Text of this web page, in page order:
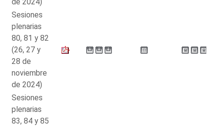
Sesiones
plenarias
80, 81 y 82
(26, 27 y
28 de
noviembre
de 2024)
Sesiones
plenarias
83, 84 y 85